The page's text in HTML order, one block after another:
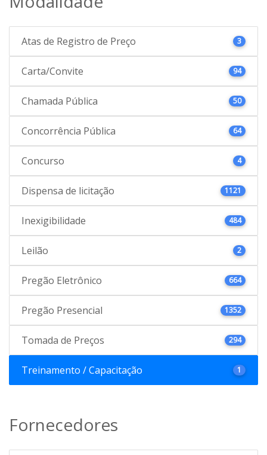
Atas de Registro de Preço 3
Carta/Convite 94
Chamada Pública 50
Concorrência Pública 64
Concurso 4
Dispensa de licitação 1121
Inexigibilidade 484
Leilão 2
Pregão Eletrônico 664
Pregão Presencial 1352
Tomada de Preços 294
Treinamento / Capacitação 1
Fornecedores